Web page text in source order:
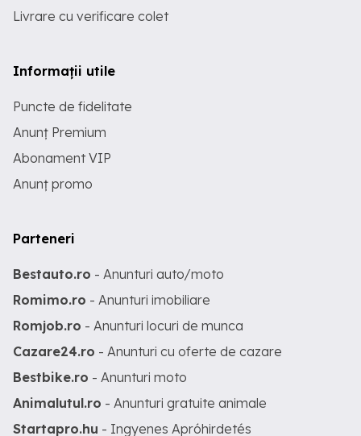
Livrare cu verificare colet
Informații utile
Puncte de fidelitate
Anunț Premium
Abonament VIP
Anunț promo
Parteneri
Bestauto.ro - Anunturi auto/moto
Romimo.ro - Anunturi imobiliare
Romjob.ro - Anunturi locuri de munca
Cazare24.ro - Anunturi cu oferte de cazare
Bestbike.ro - Anunturi moto
Animalutul.ro - Anunturi gratuite animale
Startapro.hu - Ingyenes Apróhirdetés